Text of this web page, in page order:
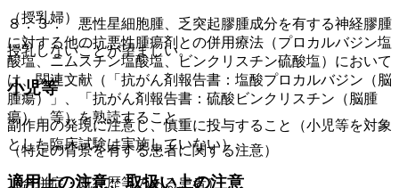
（授乳婦）
授乳しないことが望ましい。
小児等
副作用の発現に注意し、慎重に投与すること（小児等を対象
とした臨床試験は実施していない）。
適用上の注意、取扱い上の注意
８．３． 悪性星細胞腫、乏突起膠腫成分を有する神経膠腫
に対する他の抗悪性腫瘍剤との併用療法（プロカルバジン塩
酸塩、ニムスチン塩酸塩、ビンクリスチン硫酸塩）において
は、関連文献（「抗がん剤報告書：塩酸プロカルバジン（脳
腫瘍）」、「抗がん剤報告書：硫酸ビンクリスチン（脳腫
瘍）」等）を熟読すること。
（特定の背景を有する患者に関する注意）
（合併症・既往歴等のある患者）